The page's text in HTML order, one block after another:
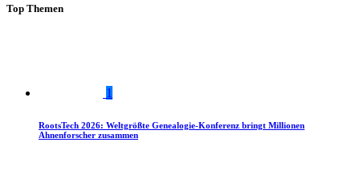
Top Themen
1
RootsTech 2026: Weltgrößte Genealogie-Konferenz bringt Millionen
Ahnenforscher zusammen